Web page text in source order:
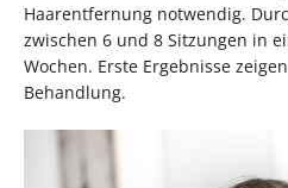
Haarentfernung notwendig.
zwischen 6 und 8 Sitzungen in
Wochen. Erste Ergebnisse
Behandlung.